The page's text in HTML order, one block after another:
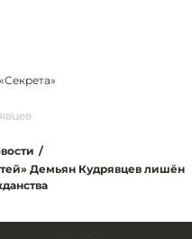
/
Демьян Кудрявцев лишён